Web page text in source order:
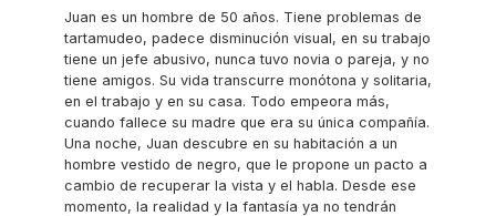
Juan es un hombre de 50 años. Tiene problemas de
tartamudeo, padece disminución visual, en su trabajo
tiene un jefe abusivo, nunca tuvo novia o pareja, y no
tiene amigos. Su vida transcurre monótona y solitaria,
en el trabajo y en su casa. Todo empeora más,
cuando fallece su madre que era su única compañía.
Una noche, Juan descubre en su habitación a un
hombre vestido de negro, que le propone un pacto a
cambio de recuperar la vista y el habla. Desde ese
momento, la realidad y la fantasía ya no tendrán